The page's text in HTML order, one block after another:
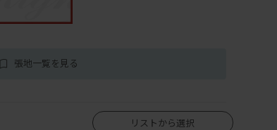
張地一覧を見る
リストから選択